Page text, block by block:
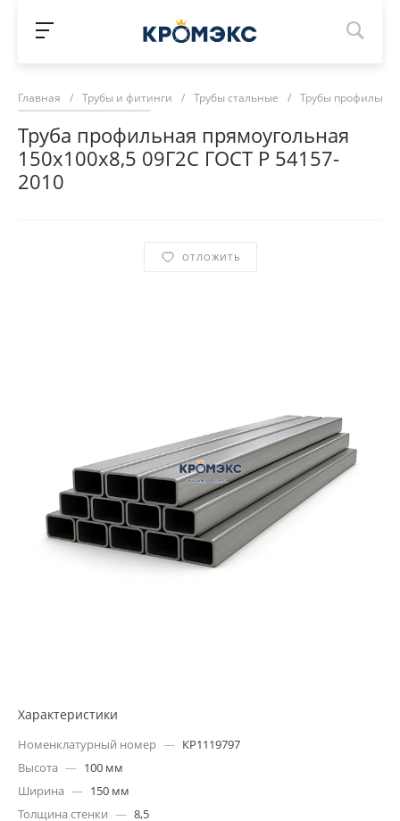
Главная / Трубы и фитинги / Трубы стальные / Трубы
Труба профильная прямоугольная
150х100х8,5 09Г2С ГОСТ Р 54157-
2010
ОТЛОЖИТЬ
Характеристики
Номенклатурный номер — КР1119797
Высота — 100 мм
Ширина — 150 мм
Толщина стенки — 8,5